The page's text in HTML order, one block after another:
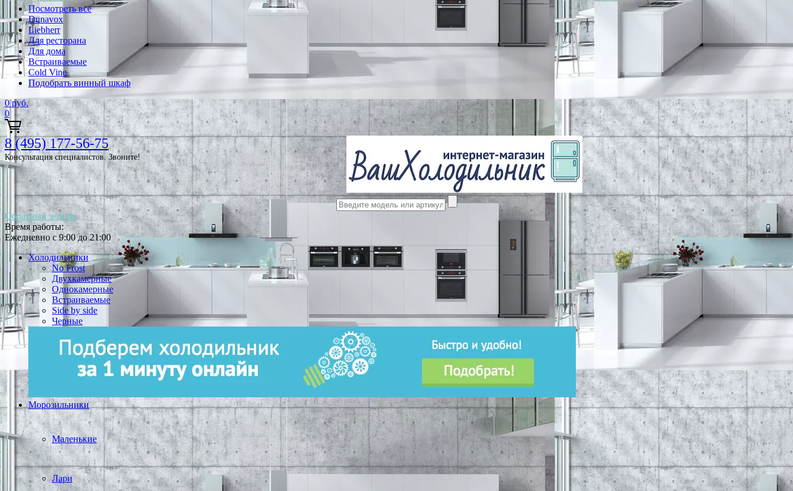
Посмотреть все
Dunavox
Liebherr
Для ресторана
Для дома
Встраиваемые
Cold Vine
Подобрать винный шкаф
0 руб.
0
8 (495) 177-56-75
Консультация специалистов. Звоните!
Обратный звонок
Время работы:
Ежедневно с 9:00 до 21:00
Холодильники
No Frost
Двухкамерные
Однокамерные
Встраиваемые
Side by side
Черные
Морозильники
Маленькие
Лари